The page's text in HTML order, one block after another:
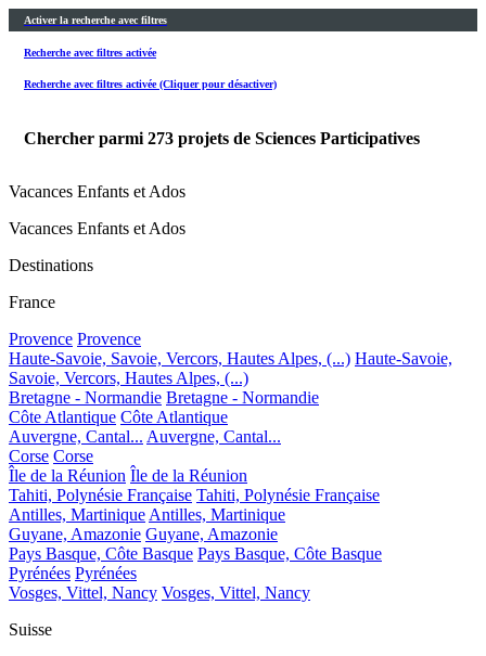
Activer la recherche avec filtres
Recherche avec filtres activée
Recherche avec filtres activée (Cliquer pour désactiver)
Chercher parmi 273 projets de Sciences Participatives
Vacances Enfants et Ados
Vacances Enfants et Ados
Destinations
France
Provence Provence
Haute-Savoie, Savoie, Vercors, Hautes Alpes, (...) Haute-Savoie,
Savoie, Vercors, Hautes Alpes, (...)
Bretagne - Normandie Bretagne - Normandie
Côte Atlantique Côte Atlantique
Auvergne, Cantal... Auvergne, Cantal...
Corse Corse
Île de la Réunion Île de la Réunion
Tahiti, Polynésie Française Tahiti, Polynésie Française
Antilles, MartiniqueAntilles, Martinique
Guyane, Amazonie Guyane, Amazonie
Pays Basque, Côte Basque Pays Basque, Côte Basque
Pyrénées Pyrénées
Vosges, Vittel, Nancy Vosges, Vittel, Nancy
Suisse